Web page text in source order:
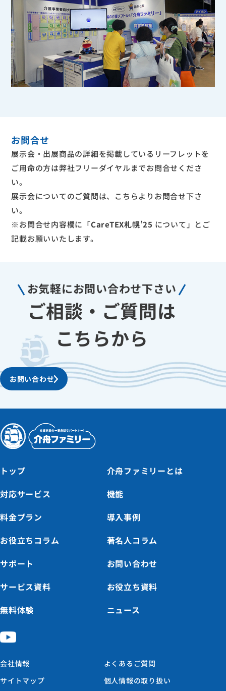
お問合せ
展示会・出展商品の詳細を掲載しているリーフレットを
ご用命の方は弊社フリーダイヤルまでお問合せくださ
い。
展示会についてのご質問は、 こちらよりお問合せ下さ
い。
※お問合せ内容欄に「CareTEX札幌’25 について」とご
記載お願いいたします。
お気軽にお問い合わせ下さい
ご相談・ご質問は
こちらから
お問い合わせ
トップ
介舟ファミリーとは
対応サービス
機能
料金プラン
導入事例
お役立ちコラム
著名人コラム
サポート
お問い合わせ
サービス資料
お役立ち資料
無料体験
ニュース
会社情報
よくあるご質問
サイトマップ
個人情報の取り扱い